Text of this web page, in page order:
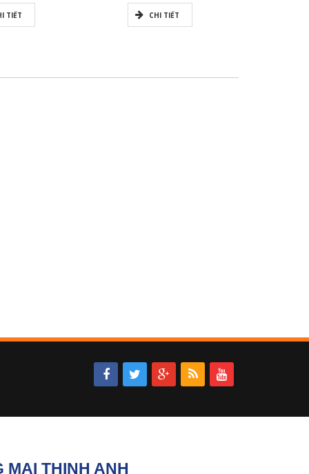
TIẾT CHI TIẾT
THỊNH ANH